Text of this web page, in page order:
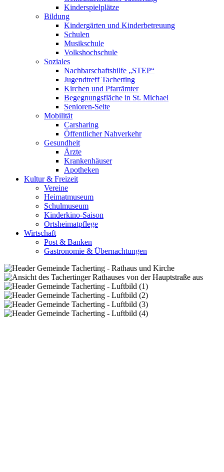
Kinderspielplätze
Bildung
Kindergärten und Kinderbetreuung
Schulen
Musikschule
Volkshochschule
Soziales
Nachbarschaftshilfe „STEP“
Jugendtreff Tacherting
Kirchen und Pfarrämter
Begegnungsfläche in St. Michael
Senioren-Seite
Mobilität
Carsharing
Öffentlicher Nahverkehr
Gesundheit
Ärzte
Krankenhäuser
Apotheken
Kultur & Freizeit
Vereine
Heimatmuseum
Schulmuseum
Kinderkino-Saison
Ortsheimatpflege
Wirtschaft
Post & Banken
Gastronomie & Übernachtungen